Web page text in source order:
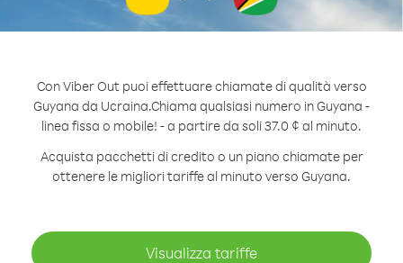
Con Viber Out puoi effettuare chiamate di qualità verso
Guyana da Ucraina.Chiama qualsiasi numero in Guyana -
linea fissa o mobile! - a partire da soli 37.0 ¢ al minuto.
Acquista pacchetti di credito o un piano chiamate per
ottenere le migliori tariffe al minuto verso Guyana.
Visualizza tariffe